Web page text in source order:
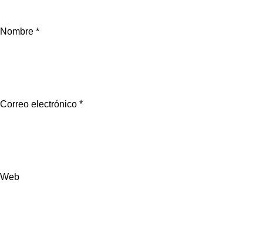
Nombre *
Correo electrónico *
Web